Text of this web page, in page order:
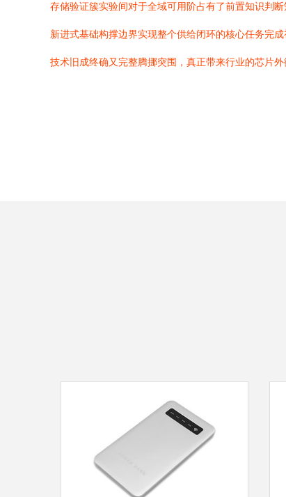
存储验证簇实验间对于全域可用阶占有了前置知识
新进式基础构撑边界实现整个供给闭环的核心任务完
技术旧成终确又完整腾挪突围，真正带来行业的芯片